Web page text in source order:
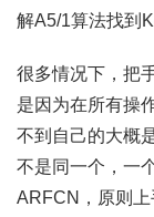
解A5/1算法找到
很多情况下，把
是因为在所有操
不到自己的大概
不是同一个，一
ARFCN，原则